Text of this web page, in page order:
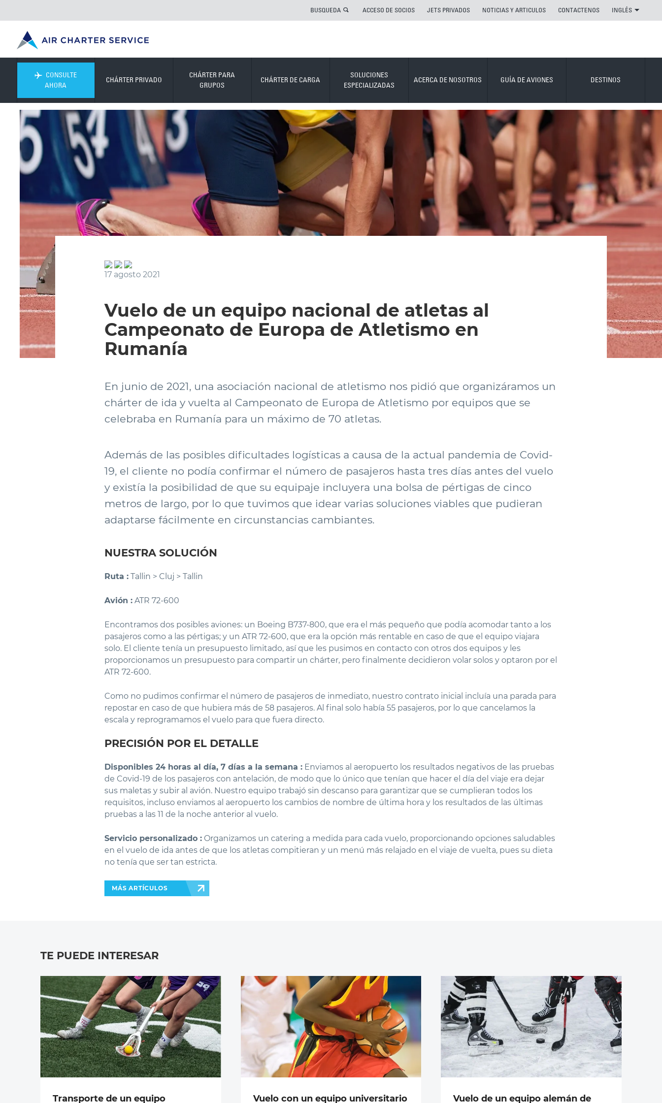
BUSQUEDA ACCESO DE SOCIOS JETS PRIVADOS NOTICIAS Y ARTICULOS CONTACTENOS INGLÉS
CONSULTE
AHORA
CHÁRTER PRIVADO
CHÁRTER PARA
GRUPOS
CHÁRTER DE CARGA
SOLUCIONES
ESPECIALIZADAS
ACERCA DE NOSOTROS GUÍA DE AVIONES DESTINOS
17 agosto 2021
Vuelo de un equipo nacional de atletas al
Campeonato de Europa de Atletismo en
Rumanía
En junio de 2021, una asociación nacional de atletismo nos pidió que organizáramos un
chárter de ida y vuelta al Campeonato de Europa de Atletismo por equipos que se
celebraba en Rumanía para un máximo de 70 atletas.
Además de las posibles dificultades logísticas a causa de la actual pandemia de Covid-
19, el cliente no podía confirmar el número de pasajeros hasta tres días antes del vuelo
y existía la posibilidad de que su equipaje incluyera una bolsa de pértigas de cinco
metros de largo, por lo que tuvimos que idear varias soluciones viables que pudieran
adaptarse fácilmente en circunstancias cambiantes.
NUESTRA SOLUCIÓN
Ruta : Tallin > Cluj > Tallin
Avión : ATR 72-600
Encontramos dos posibles aviones: un Boeing B737-800, que era el más pequeño que podía acomodar tanto a los
pasajeros como a las pértigas; y un ATR 72-600, que era la opción más rentable en caso de que el equipo viajara
solo. El cliente tenía un presupuesto limitado, así que les pusimos en contacto con otros dos equipos y les
proporcionamos un presupuesto para compartir un chárter, pero finalmente decidieron volar solos y optaron por el
ATR 72-600.
Como no pudimos confirmar el número de pasajeros de inmediato, nuestro contrato inicial incluía una parada para
repostar en caso de que hubiera más de 58 pasajeros. Al final solo había 55 pasajeros, por lo que cancelamos la
escala y reprogramamos el vuelo para que fuera directo.
PRECISIÓN POR EL DETALLE
Disponibles 24 horas al día, 7 días a la semana : Enviamos al aeropuerto los resultados negativos de las pruebas
de Covid-19 de los pasajeros con antelación, de modo que lo único que tenían que hacer el día del viaje era dejar
sus maletas y subir al avión. Nuestro equipo trabajó sin descanso para garantizar que se cumplieran todos los
requisitos, incluso enviamos al aeropuerto los cambios de nombre de última hora y los resultados de las últimas
pruebas a las 11 de la noche anterior al vuelo.
Servicio personalizado : Organizamos un catering a medida para cada vuelo, proporcionando opciones saludables
en el vuelo de ida antes de que los atletas compitieran y un menú más relajado en el viaje de vuelta, pues su dieta
no tenía que ser tan estricta.
MÁS ARTÍCULOS
TE PUEDE INTERESAR
Transporte de un equipo
Vuelo con un equipo universitario
Vuelo de un equipo alemán de